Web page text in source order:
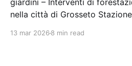
giardini – Interventi di
nella città di Grosseto
13 mar 2026 8 min read